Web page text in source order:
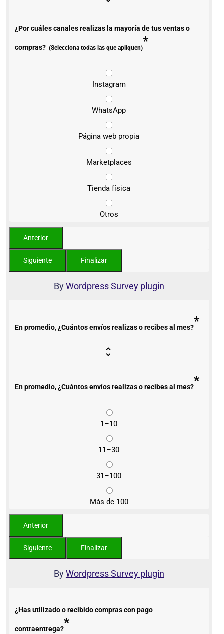
¿Por cuáles canales realizas la mayoría de tus ventas o
compras? (Selecciona todas las que apliquen)*
Instagram
WhatsApp
Página web propia
Marketplaces
Tienda física
Otros
ByWordpress Survey plugin
En promedio, ¿Cuántos envíos realizas o recibes al mes?*
En promedio, ¿Cuántos envíos realizas o recibes al mes?*
1–10
11–30
31–100
Más de 100
ByWordpress Survey plugin
¿Has utilizado o recibido compras con pago
contraentrega?*